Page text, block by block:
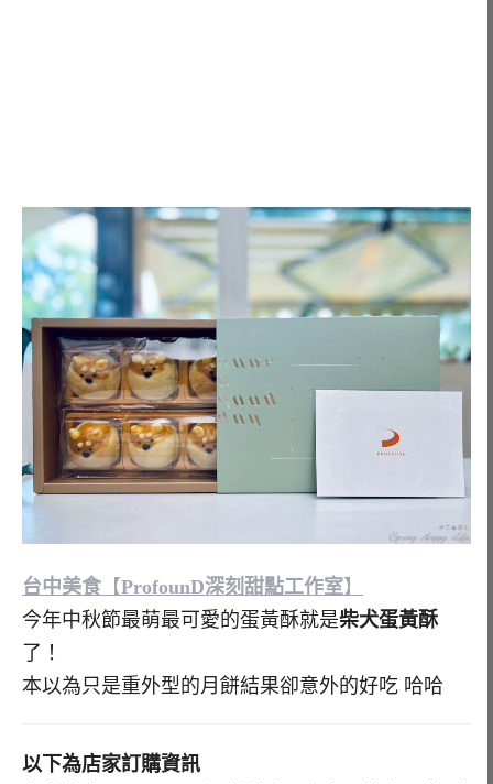
台中美食 【ProfounD深刻甜點工作室】
今年中秋節最萌最可愛的蛋黃酥就是柴犬蛋黃酥
了！
本以為只是重外型的月餅結果卻意外的好吃 哈哈
以下為店家訂購資訊